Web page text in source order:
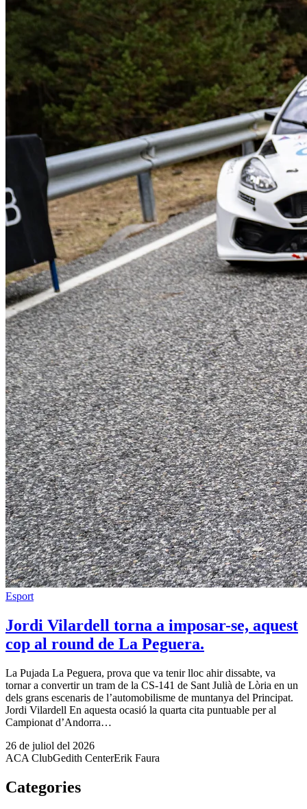
Esport
Jordi Vilardell torna a imposar-se, aquest
cop al round de La Peguera.
La Pujada La Peguera, prova que va tenir lloc ahir dissabte, va
tornar a convertir un tram de la CS-141 de Sant Julià de Lòria en un
dels grans escenaris de l’automobilisme de muntanya del Principat.
Jordi Vilardell En aquesta ocasió la quarta cita puntuable per al
Campionat d’Andorra…
26 de juliol del 2026
ACA ClubGedith CenterErik Faura
Categories